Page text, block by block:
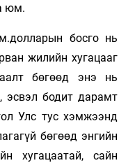
юм.
босго нь
жилийн хугацааг
бөгөөд энэ нь
эсвэл бодит дарамт
Улс тус хэмжээнд
бөгөөд энгийн
хугацаатай, сайн